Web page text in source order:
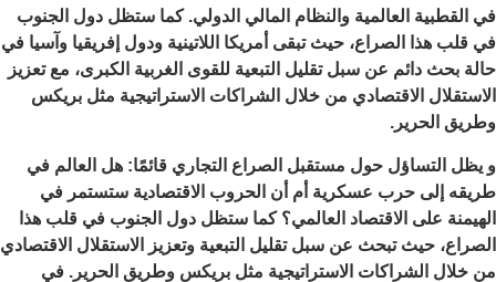
في القطبية العالمية والنظام المالي الدولي. كما ستظل دول الجنوب
في قلب هذا الصراع، حيث تبقى أمريكا اللاتينية ودول إفريقيا وآسيا في
حالة بحث دائم عن سبل تقليل التبعية للقوى الغربية الكبرى، مع تعزيز
الاستقلال الاقتصادي من خلال الشراكات الاستراتيجية مثل بريكس
وطريق الحرير.
و يظل التساؤل حول مستقبل الصراع التجاري قائمًا: هل العالم في
طريقه إلى حرب عسكرية أم أن الحروب الاقتصادية ستستمر في
الهيمنة على الاقتصاد العالمي؟ كما ستظل دول الجنوب في قلب هذا
الصراع، حيث تبحث عن سبل تقليل التبعية وتعزيز الاستقلال الاقتصادي
من خلال الشراكات الاستراتيجية مثل بريكس وطريق الحرير. في